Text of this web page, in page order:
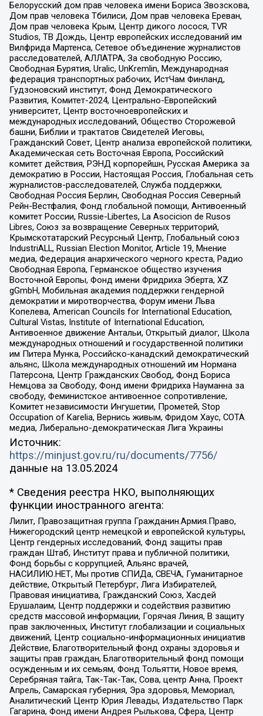
Белорусский дом прав человека имени Бориса Звозскова,
Дом прав человека Тбилиси, Дом прав человека Ереван,
Дом прав человека Крым, Центр дикого лосося, TVR
Studios, ТВ Дождь, Центр европейских исследований им
Вилфрида Мартенса, Сетевое объединение журналистов
расследователей, АЛЛАТРА, За свободную Россию,
Свободная Бурятия, Uralic, UnKremlin, Международная
федерация транспортных рабочих, ИстЧам Финланд,
Гудзоновский институт, Фонд Демократического
Развития, Комитет-2024, Центрально-Европейский
университет, Центр восточноевропейских и
международных исследований, Общество Сторожевой
башни, Библии и трактатов Свидетелей Иеговы,
Гражданский Совет, Центр анализа европейской политики,
Академическая сеть Восточная Европа, Российский
комитет действия, РЭНД корпорейшн, Русская Америка за
демократию в России, Настоящая Россия, Глобальная сеть
журналистов-расследователей, Служба поддержки,
Свободная Россия Берлин, Свободная Россия Северный
Рейн-Вестфалия, Фонд глобальной помощи, Антивоенный
комитет России, Russie-Libertes, La Asocicion de Rusos
Libres, Союз за возвращение Северных территорий,
Крымскотатарский Ресурсный Центр, Глобальный союз
IndustriALL, Russian Election Monitor, Article 19, Мнение
медиа, Федерация анархического черного креста, Радио
Свободная Европа, Германское общество изучения
Восточной Европы, Фонд имени Фридриха Эберта, XZ
gGmbH, Мобильная академия поддержки гендерной
демократии и миротворчества, Форум имени Льва
Копелева, American Councils for International Education,
Cultural Vistas, Institute of International Education,
Антивоенное движение Антальи, Открытый диалог, Школа
международных отношений и государственной политики
им Питера Мунка, Российско-канадский демократический
альянс, Школа международных отношений им Нормана
Патерсона, Центр Гражданских Свобод, Фонд Бориса
Немцова за Свободу, Фонд имени Фридриха Науманна за
свободу, Феминистское антивоенное сопротивление,
Комитет независимости Ингушетии, Прометей, Stop
Occupation of Karelia, Вернись живым, Фридом Хаус, СОТА
медиа, Либерально-демократическая Лига Украины
Источник:
https://minjust.gov.ru/ru/documents/7756/
данные на 13.05.2024
* Сведения реестра НКО, выполняющих
функции иностранного агента:
Лилит, Правозащитная группа Гражданин.Армия.Право,
Нижегородский центр немецкой и европейской культуры,
Центр гендерных исследований, Фонд защиты прав
граждан Штаб, Институт права и публичной политики,
Фонд борьбы с коррупцией, Альянс врачей,
НАСИЛИЮ.НЕТ, Мы против СПИДа, СВЕЧА, Гуманитарное
действие, Открытый Петербург, Лига Избирателей,
Правовая инициатива, Гражданский Союз, Хасдей
Ерушалаим, Центр поддержки и содействия развитию
средств массовой информации, Горячая Линия, В защиту
прав заключенных, Институт глобализации и социальных
движений, Центр социально-информационных инициатив
Действие, Благотворительный фонд охраны здоровья и
защиты прав граждан, Благотворительный фонд помощи
осужденным и их семьям, Фонд Тольятти, Новое время,
Серебряная тайга, Так-Так-Так, Сова, центр Анна, Проект
Апрель, Самарская губерния, Эра здоровья, Мемориал,
Аналитический Центр Юрия Левады, Издательство Парк
Гагарина, Фонд имени Андрея Рылькова, Сфера, Центр